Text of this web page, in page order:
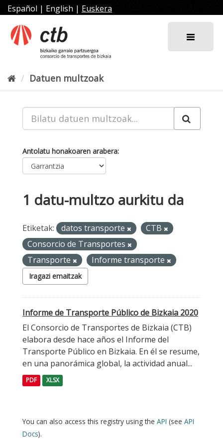
Joan
edukira
Español | English | Euskera
Datuen multzoak
Antolatu honakoaren arabera
1 datu-multzo aurkitu da
Etiketak: datos transporte
CTB
Consorcio de Transportes
Transporte
Informe transporte
Iragazi emaitzak
Informe de Transporte Público de Bizkaia 2020
El Consorcio de Transportes de Bizkaia (CTB)
elabora desde hace años el Informe del
Transporte Público en Bizkaia. En él se resume,
en una panorámica global, la actividad anual...
PDF XLSX
You can also access this registry using the API (see API
Docs).